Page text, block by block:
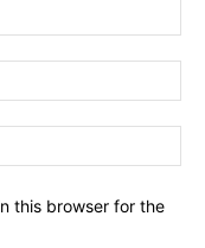
this browser for the